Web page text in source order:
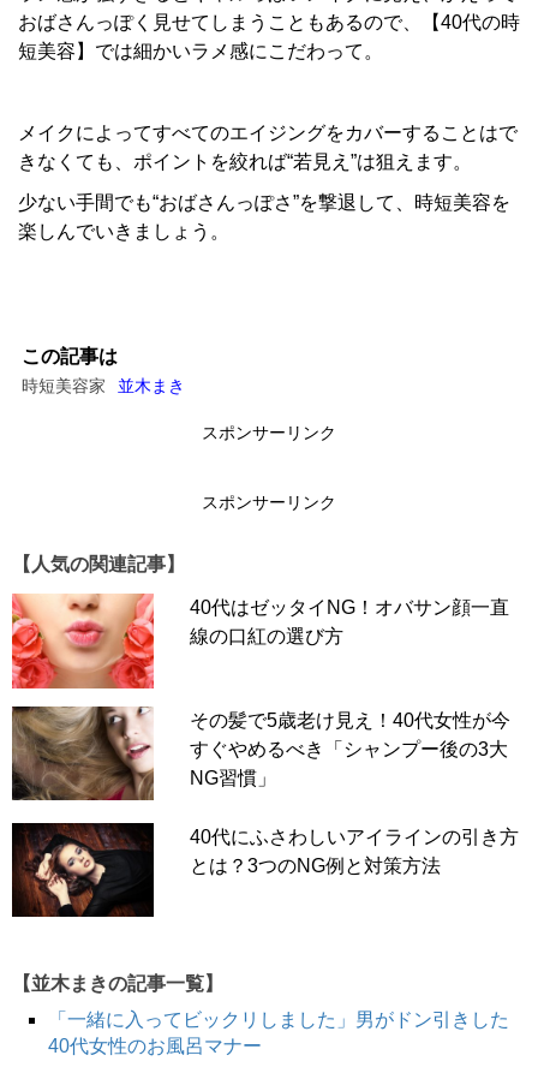
おばさんっぽく見せてしまうこともあるので、【40代の時
短美容】では細かいラメ感にこだわって。
メイクによってすべてのエイジングをカバーすることはで
きなくても、ポイントを絞れば“若見え”は狙えます。
少ない手間でも“おばさんっぽさ”を撃退して、時短美容を
楽しんでいきましょう。
この記事は
時短美容家 並木まき
スポンサーリンク
スポンサーリンク
【人気の関連記事】
40代はゼッタイNG！オバサン顔一直
線の口紅の選び方
その髪で5歳老け見え！40代女性が今
すぐやめるべき「シャンプー後の3大
NG習慣」
40代にふさわしいアイラインの引き方
とは？3つのNG例と対策方法
【並木まきの記事一覧】
「一緒に入ってビックリしました」男がドン引きした
40代女性のお風呂マナー